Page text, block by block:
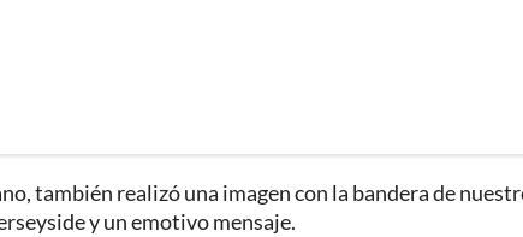
también realizó una imagen con la bandera de
y un emotivo mensaje.